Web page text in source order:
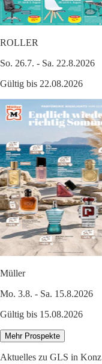
ROLLER
So. 26.7. - Sa. 22.8.2026
Gültig bis 22.08.2026
Müller
Mo. 3.8. - Sa. 15.8.2026
Gültig bis 15.08.2026
Mehr Prospekte
Aktuelles zu GLS in Konz